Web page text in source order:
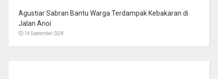
Agustiar Sabran Bantu Warga Terdampak Kebakaran di
Jalan Anoi
14 September 2024